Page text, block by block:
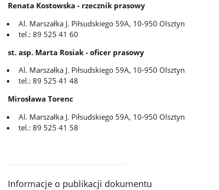
Renata Kostowska - rzecznik prasowy
Al. Marszałka J. Piłsudskiego 59A, 10-950 Olsztyn
tel.: 89 525 41 60
st. asp. Marta Rosiak - oficer prasowy
Al. Marszałka J. Piłsudskiego 59A, 10-950 Olsztyn
tel.: 89 525 41 48
Mirosława Torenc
Al. Marszałka J. Piłsudskiego 59A, 10-950 Olsztyn
tel.: 89 525 41 58
Informacje o publikacji dokumentu